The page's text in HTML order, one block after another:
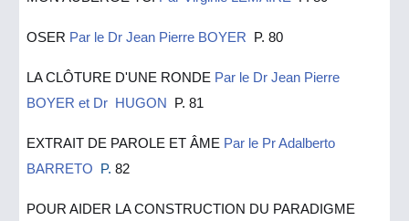
OSER Par le Dr Jean Pierre BOYER P. 80
LA CLÔTURE D'UNE RONDE Par le Dr Jean Pierre
BOYER et Dr HUGON
P. 81
EXTRAIT DE PAROLE ET ÂME Par le Pr Adalberto
BARRETO P. 82
POUR AIDER LA CONSTRUCTION DU PARADIGME